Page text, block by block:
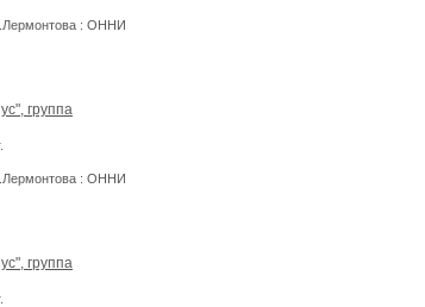
: ОННИ
группа
: ОННИ
группа